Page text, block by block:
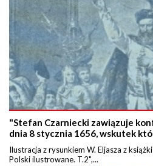
"Stefan Czarniecki zawiązuje
dnia 8 stycznia 1656, wskutek
Ilustracja z rysunkiem W. Eljasza z
Polski ilustrowane. T.2",...